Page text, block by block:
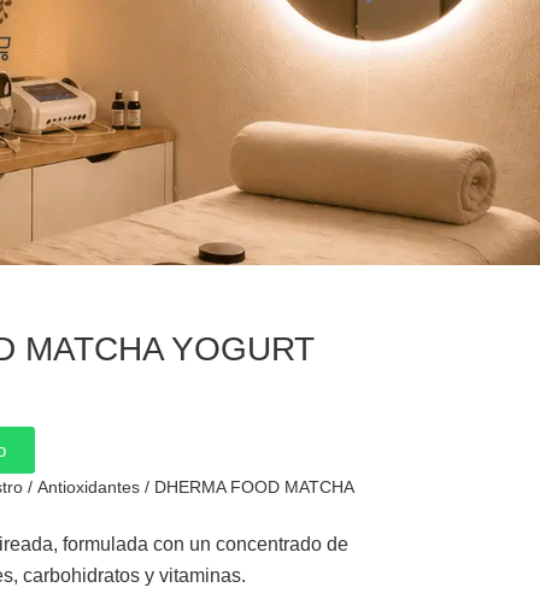
MATCHA YOGURT
/ Antioxidantes/ DHERMA FOOD MATCHA
formulada con un concentrado de
carbohidratos y vitaminas.